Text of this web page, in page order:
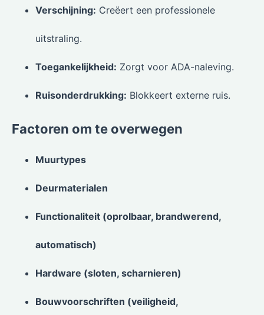
Verschijning: Creëert een professionele
uitstraling.
Toegankelijkheid: Zorgt voor ADA-naleving.
Ruisonderdrukking: Blokkeert externe ruis.
Factoren om te overwegen
Muurtypes
Deurmaterialen
Functionaliteit (oprolbaar, brandwerend,
automatisch)
Hardware (sloten, scharnieren)
Bouwvoorschriften (veiligheid,